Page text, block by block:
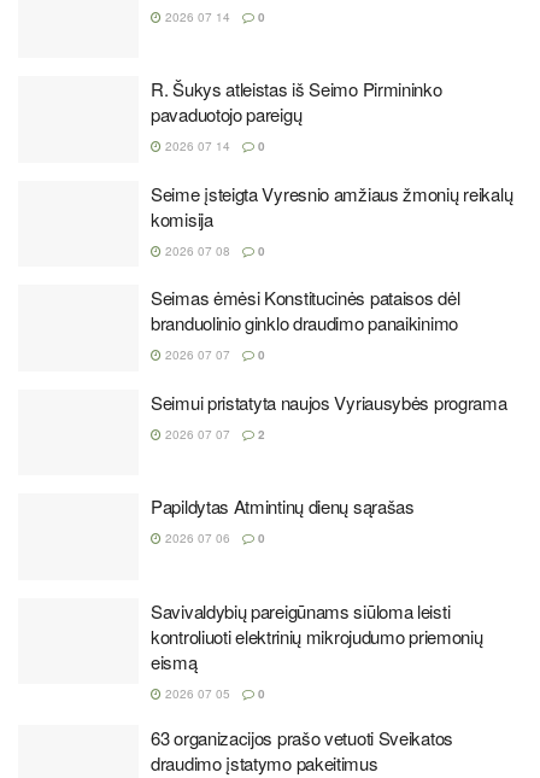
2026 07 14 0
R. Šukys atleistas iš Seimo Pirmininko
pavaduotojo pareigų
2026 07 14 0
Seime įsteigta Vyresnio amžiaus žmonių reikalų
komisija
2026 07 08 0
Seimas ėmėsi Konstitucinės pataisos dėl
branduolinio ginklo draudimo panaikinimo
2026 07 07 0
Seimui pristatyta naujos Vyriausybės programa
2026 07 07 2
Papildytas Atmintinų dienų sąrašas
2026 07 06 0
Savivaldybių pareigūnams siūloma leisti
kontroliuoti elektrinių mikrojudumo priemonių
eismą
2026 07 05 0
63 organizacijos prašo vetuoti Sveikatos
draudimo įstatymo pakeitimus